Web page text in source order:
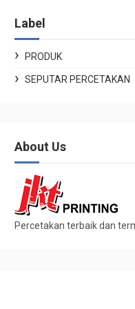
Label
PRODUK
SEPUTAR PERCETAKAN
About Us
Percetakan terbaik dan